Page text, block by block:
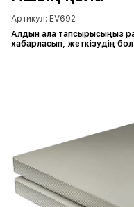
Артикул: EV692
Алдын ала тапсырысыңыз
хабарласып, жеткізудің